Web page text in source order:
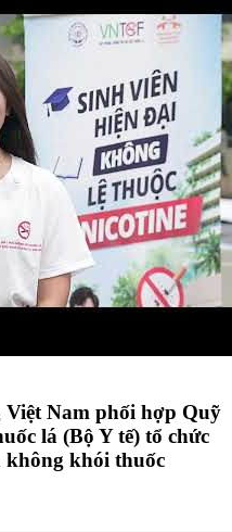
Nam phối hợp Quỹ
lá (Bộ Y tế) tổ chức
không khói thuốc